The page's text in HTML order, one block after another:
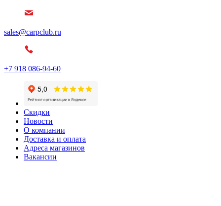
sales@carpclub.ru
+7 918 086-94-60
Скидки
Новости
О компании
Доставка и оплата
Адреса магазинов
Вакансии